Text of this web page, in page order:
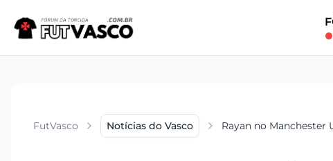
FutVasco Notícias do Vasco Rayan no Manchester